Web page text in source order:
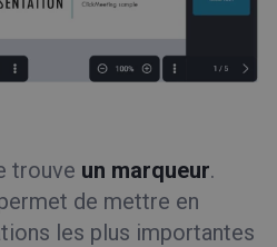
trouve un marqueur.
de mettre en
les plus importantes